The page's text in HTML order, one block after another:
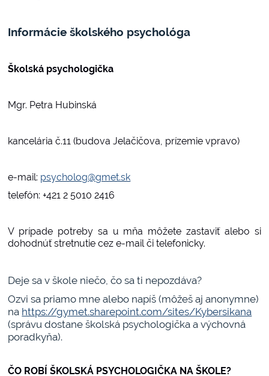
Informácie školského psychológa
Školská psychologička
Mgr. Petra Hubinská
kancelária č.11 (budova Jelačičova, prízemie vpravo)
e-mail: psycholog@gmet.sk
telefón: +421 2 5010 2416
V prípade potreby sa u mňa môžete zastaviť alebo si
dohodnúť stretnutie cez e-mail či telefonicky.
Deje sa v škole niečo, čo sa ti nepozdáva?
Ozvi sa priamo mne alebo napíš (môžeš aj anonymne)
na https://gymet.sharepoint.com/sites/Kybersikana
(správu dostane školská psychologička a výchovná
poradkyňa).
ČO ROBÍ ŠKOLSKÁ PSYCHOLOGIČKA NA ŠKOLE?